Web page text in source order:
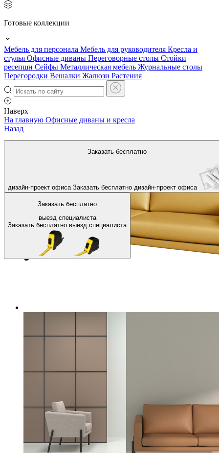
Готовые коллекции
Мебель для персонала Мебель для руководителя Кресла и
стулья Офисные диваны Переговорные столы Стойки
ресепшн Сейфы Металлическая мебель Журнальные столы
Перегородки Вешалки Жалюзи Растения
Наверх
Заказать бесплатно
дизайн-проект офиса Заказать бесплатно дизайн-проект офиса
Заказать бесплатно
выезд специалиста
Заказать бесплатно выезд специалиста
На главную Офисные диваны и кресла
Назад